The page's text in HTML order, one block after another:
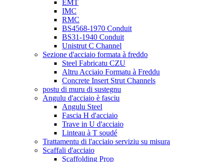
EMT
IMC
RMC
BS4568-1970 Conduit
BS31-1940 Conduit
Unistrut C Channel
Sezione d'acciaio formata à freddo
Steel Fabricatu CZU
Altru Acciaio Formatu à Freddu
Concrete Insert Strut Channels
postu di muru di sustegnu
Angulu d'acciaio è fasciu
Angulu Steel
Fascia H d'acciaio
Trave in U d'acciaio
Linteau à T soudé
Trattamentu di l'acciaio serviziu su misura
Scaffali d'acciaio
Scaffolding Prop